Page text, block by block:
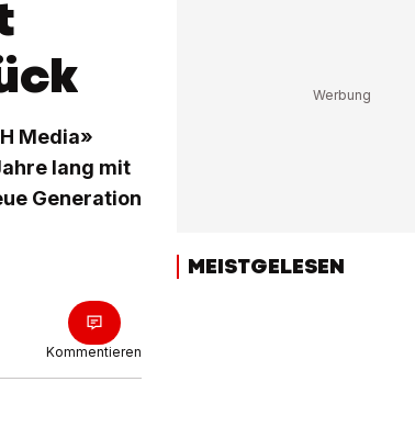
Media»
lang mit
Generation
Kommentieren
MEISTGELESEN